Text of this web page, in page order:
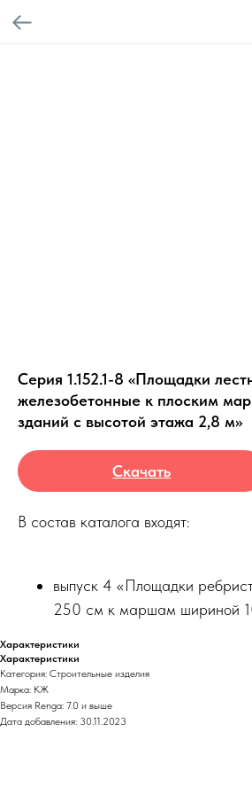
Серия 1.152.1-8 «Площадки
железобетонные к плоским
зданий с высотой этажа 2,8 м»
Скачать
В состав каталога входят:
выпуск 4 «Площадки
250 см к маршам шириной
Характеристики
Характеристики
Категория: Строительные изделия
Марка: КЖ
Версия Renga: 7.0 и выше
Дата добавления: 30.11.2023